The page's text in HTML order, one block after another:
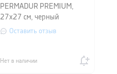
PERMADUR PREMIUM,
27х27 см, черный
Оставить отзыв
Нет в наличии